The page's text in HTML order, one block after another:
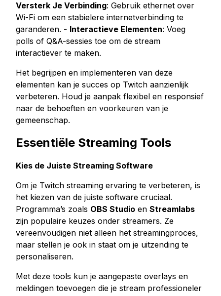
Versterk Je Verbinding: Gebruik ethernet over
Wi-Fi om een stabielere internetverbinding te
garanderen. - Interactieve Elementen: Voeg
polls of Q&A-sessies toe om de stream
interactiever te maken.
Het begrijpen en implementeren van deze
elementen kan je succes op Twitch aanzienlijk
verbeteren. Houd je aanpak flexibel en responsief
naar de behoeften en voorkeuren van je
gemeenschap.
Essentiële Streaming Tools
Kies de Juiste Streaming Software
Om je Twitch streaming ervaring te verbeteren, is
het kiezen van de juiste software cruciaal.
Programma’s zoals OBS Studio en Streamlabs
zijn populaire keuzes onder streamers. Ze
vereenvoudigen niet alleen het streamingproces,
maar stellen je ook in staat om je uitzending te
personaliseren.
Met deze tools kun je aangepaste overlays en
meldingen toevoegen die je stream professioneler